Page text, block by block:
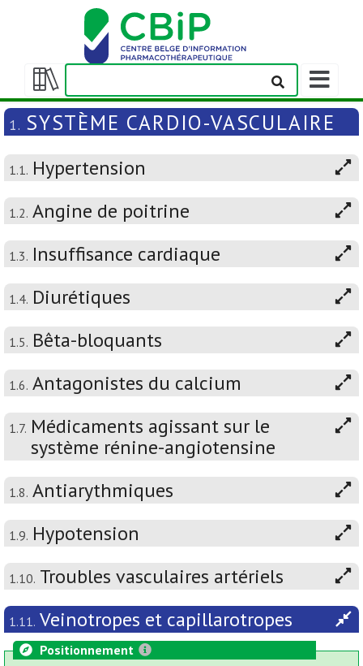
Afficher/masquer
la
table
matières
Afficher/
la
barre
de
navigation
1. SYSTÈME CARDIO-VASCULAIRE
1.1. Hypertension
1.2. Angine de poitrine
1.3. Insuffisance cardiaque
1.4. Diurétiques
1.5. Bêta-bloquants
1.6. Antagonistes du calcium
1.7. Médicaments agissant sur le
système rénine-angiotensine
1.8. Antiarythmiques
1.9. Hypotension
1.10. Troubles vasculaires artériels
1.11. Veinotropes et capillarotropes
Positionnement